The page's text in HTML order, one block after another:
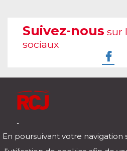
Suivez-nous sur
sociaux
Télécharger notre application pour
En poursuivant votre navigation